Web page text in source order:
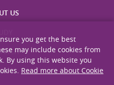
US
you get the best
may include cookies from
By using this website you
Read more about Cookie